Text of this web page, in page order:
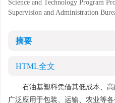
Science and Technology Program
Supervision and Administration
摘要
HTML全文
石油基塑料凭借其低成本、
广泛应用于包装、运输、农业等